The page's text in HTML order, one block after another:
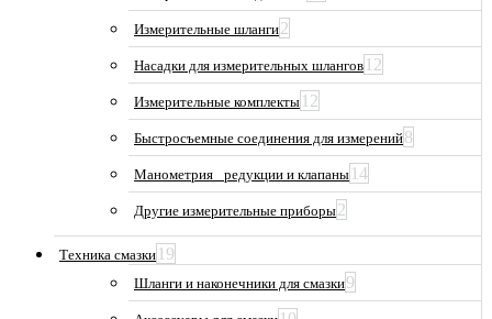
Измерительные шланги2
Насадки для измерительных шлангов 12
Измерительные комплекты 12
Быстросъемные соединения для измерений8
Манометрия_ редукции и клапаны 14
Другие измерительные приборы2
Техника смазки 19
Шланги и наконечники для смазки9